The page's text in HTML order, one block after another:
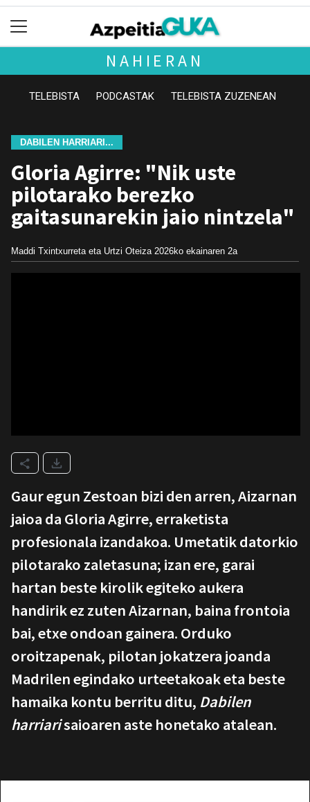
NAHIERAN
TELEBISTA PODCASTAK TELEBISTA ZUZENEAN
DABILEN HARRIARI...
Gloria Agirre: "Nik uste
pilotarako berezko
gaitasunarekin jaio nintzela"
Maddi Txintxurreta eta Urtzi Oteiza 2026ko ekainaren 2a
Gaur egun Zestoan bizi den arren, Aizarnan
jaioa da Gloria Agirre, erraketista
profesionala izandakoa. Umetatik datorkio
pilotarako zaletasuna; izan ere, garai
hartan beste kirolik egiteko aukera
handirik ez zuten Aizarnan, baina frontoia
bai, etxe ondoan gainera. Orduko
oroitzapenak, pilotan jokatzera joanda
Madrilen egindako urteetakoak eta beste
hamaika kontu berritu ditu, Dabilen
harriarisaioaren aste honetako atalean.